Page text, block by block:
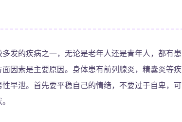
发的疾病之一，无论是老年人还是青年人，都有患
因素是主要原因。身体患有前列腺炎，精囊炎等疾
早泄。首先要平稳自己的情绪，不要过于自卑，可